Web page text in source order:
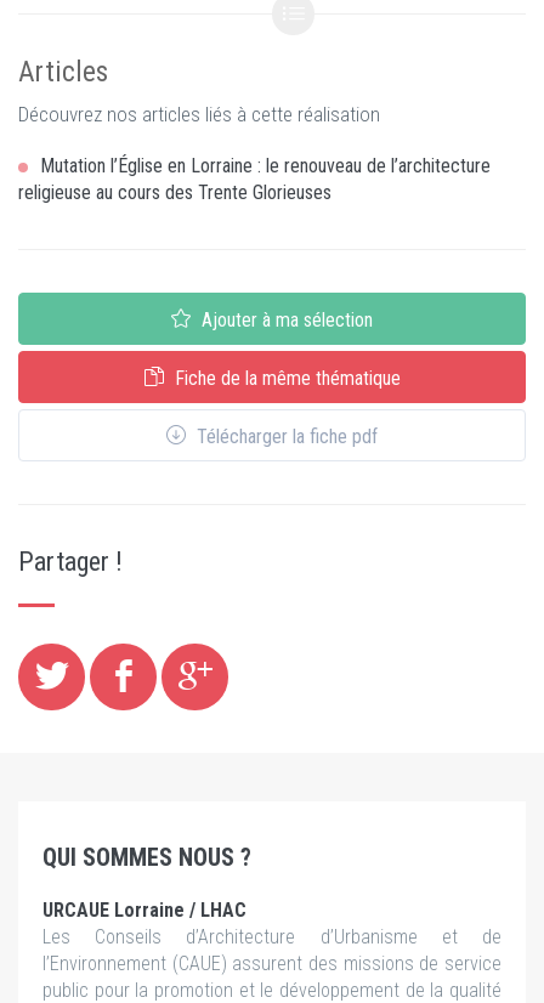
Articles
Découvrez nos articles liés à cette réalisation
Mutation l’Église en Lorraine : le renouveau de l’architecture
religieuse au cours des Trente Glorieuses
Ajouter à ma sélection
Fiche de la même thématique
Télécharger la fiche pdf
Partager !
QUI SOMMES NOUS ?
URCAUE Lorraine / LHAC
Les Conseils d’Architecture d’Urbanisme et de
l’Environnement (CAUE) assurent des missions de service
public pour la promotion et le développement de la qualité